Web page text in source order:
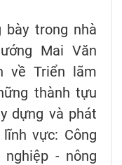
bày trong nhà
Mai Văn
về Triển lãm
thành tựu
dựng và phát
vực: Công
nghiệp - nông